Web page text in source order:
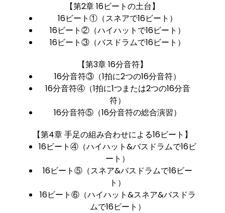
【第2章 16ビートの土台】
16ビート①（スネアで16ビート）
16ビート②（ハイハットで16ビート）
16ビート③（バスドラムで16ビート）
【第3章 16分音符】
16分音符③（1拍に2つの16分音符）
16分音符④（1拍に1つまたは2つの16分音
符）
16分音符⑤（16分音符の総合演習）
【第4章 手足の組み合わせによる16ビート】
16ビート④（ハイハット&バスドラムで16ビ
ート）
16ビート⑤（スネア&バスドラムで16ビー
ト）
16ビート⑥（ハイハット&スネア&バスドラ
ムで16ビート）